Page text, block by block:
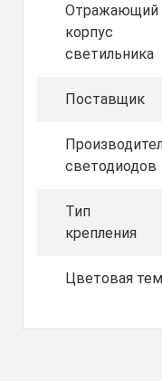
Отражающий
корпус
светильника
Поставщик
светодиодов
Тип
крепления
Цветовая